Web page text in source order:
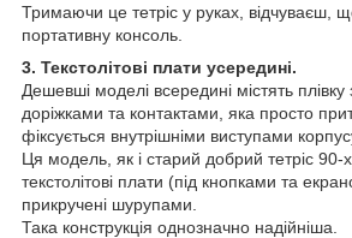
Тримаючи це тетріс у руках, відчуваєш,
портативну консоль.
3. Текстолітові плати усередині.
Дешевші моделі всередині містять
доріжками та контактами, яка просто
фіксується внутрішніми виступами
Ця модель, як і старий добрий тетріс 90-
текстолітові плати (під кнопками та
прикручені шурупами.
Така конструкція однозначно надійніша.